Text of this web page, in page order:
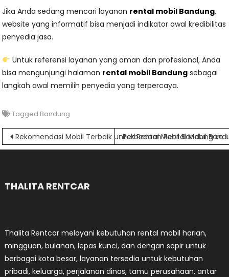
Jika Anda sedang mencari layanan rental mobil Bandung,
website yang informatif bisa menjadi indikator awal kredibilitas
penyedia jasa.
Untuk referensi layanan yang aman dan profesional, Anda
bisa mengunjungi halaman rental mobil Bandung sebagai
langkah awal memilih penyedia yang terpercaya.
Tagged Bandung
Navigasi
Rekomendasi Mobil Terbaik untuk Rental Mobil Bandung ke
Perbedaan Rental Mobil
THALITA RENTCAR
Thalita Rentcar melayani kebutuhan rental mobil harian,
mingguan, bulanan, lepas kunci, dan dengan sopir untuk
berbagai kota besar, layanan tersedia untuk kebutuhan
pribadi, keluarga, perjalanan dinas, tamu perusahaan, antar